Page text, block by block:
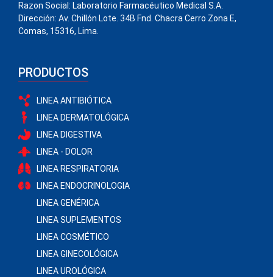
Razon Social: Laboratorio Farmacéutico Medical S.A.
Dirección: Av. Chillón Lote. 34B Fnd. Chacra Cerro Zona E,
Comas, 15316, Lima.
PRODUCTOS
LINEA ANTIBIÓTICA
LINEA DERMATOLÓGICA
LINEA DIGESTIVA
LINEA - DOLOR
LINEA RESPIRATORIA
LINEA ENDOCRINOLOGIA
LINEA GENÉRICA
LINEA SUPLEMENTOS
LINEA COSMÉTICO
LINEA GINECOLÓGICA
LINEA UROLÓGICA